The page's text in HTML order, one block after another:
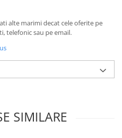
alte marimi decat cele oferite pe
telefonic sau pe email.
SIMILARE